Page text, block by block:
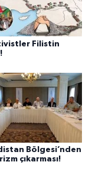
Filistin
Bölgesi’nden
çıkarması!